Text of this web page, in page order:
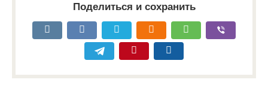
Поделиться и сохранить